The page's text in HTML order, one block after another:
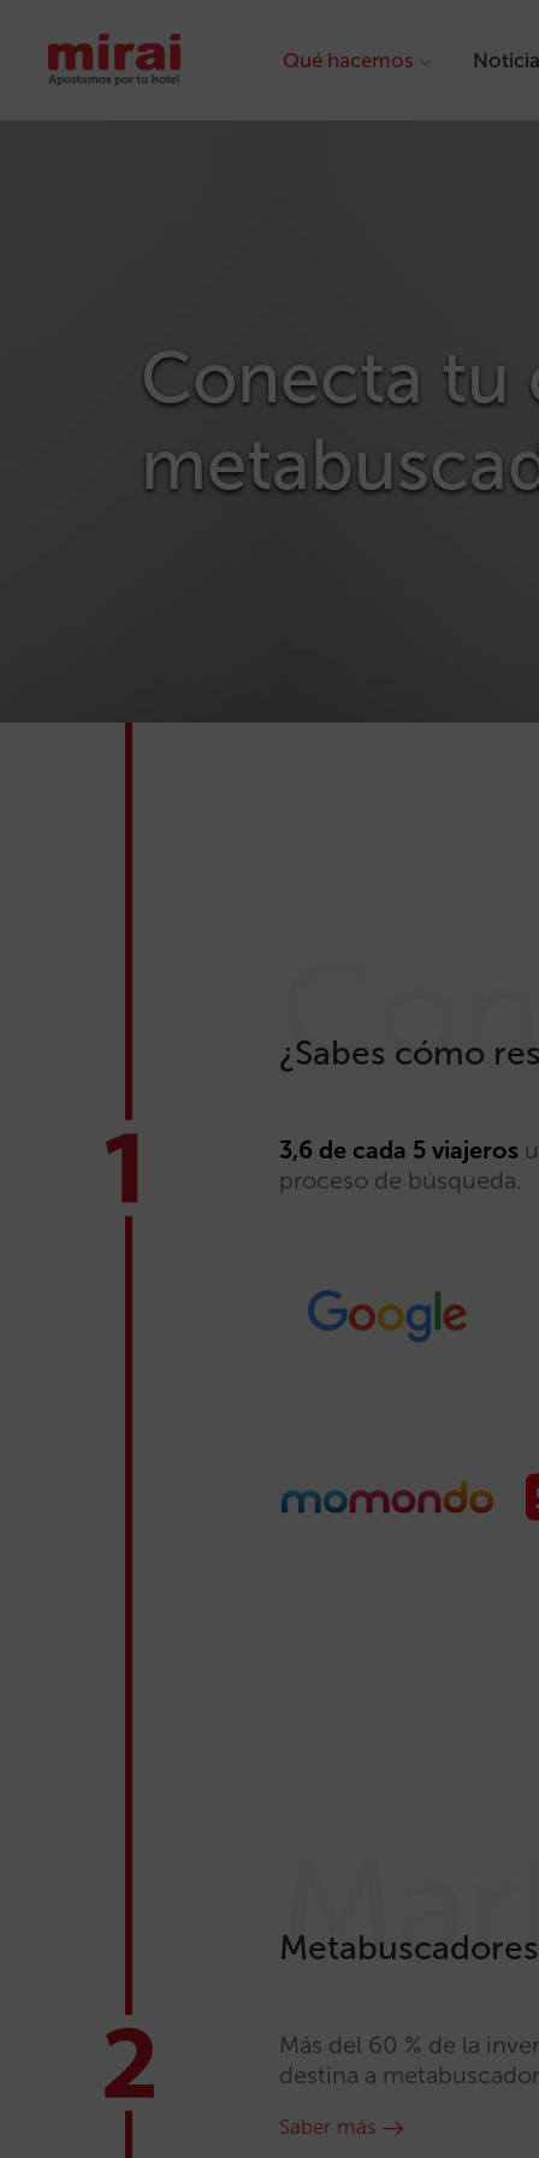
Qué hacemos
Conecta tu
¿Sabes cómo
3,6 de cada 5 viajeros
proceso de búsqueda.
Más del 60 % de la
destina a
Saber más